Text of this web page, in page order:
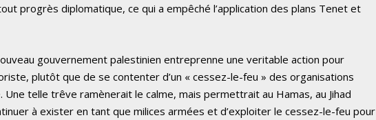
progrès diplomatique, ce qui a empêché l’application des plans Tenet et
gouvernement palestinien entreprenne une veritable action pour
plutôt que de se contenter d’un « cessez-le-feu » des organisations
telle trêve ramènerait le calme, mais permettrait au Hamas, au Jihad
à exister en tant que milices armées et d’exploiter le cessez-le-feu pour